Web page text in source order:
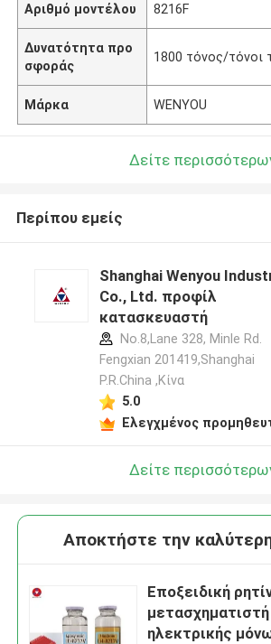
Αριθμό μοντέλου 8216F
Δυνατότητα προ
σφοράς
1800 τόνος/τόνοι
Μάρκα WENYOU
Δείτε
Περίπου εμείς
Shanghai Wenyou
Co., Ltd. προφίλ
κατασκευαστή
No.8,Lane 328, Minle Rd.
Fengxian 201419,Shanghai
P.R.China ,Κίνα
5.0
Ελεγχμένος
Δείτε
Αποκτήστε την καλύτερη
Εποξειδική
μετασχηματιστή
ηλεκτρικής